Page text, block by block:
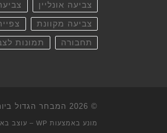
צביעה אונליין
צביעה מקוונת
תחבורה תמונות
© 2026 המבחר הגדול
מונע באמצעות WP – עוצב